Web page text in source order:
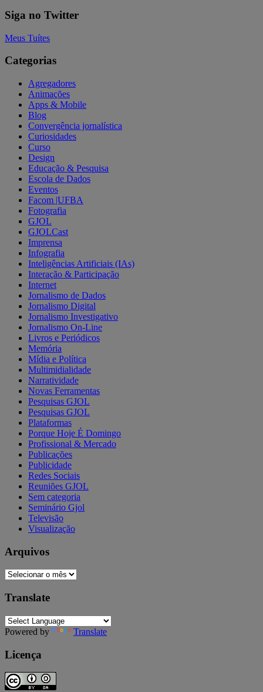
Siga no Twitter
Meus Tuítes
Categorias
Agregadores
Animações
Apps & Mobile
Blog
Convergência jornalística
Curiosidades
Curso
Design
Educação & Pesquisa
Escola de Dados
Eventos
Facom |UFBA
Fotografia
GJOL
GJOLCast
Imprensa
Infografia
Inteligências Artificiais (IAs)
Interação & Participação
Internet
Jornalismo de Dados
Jornalismo Digital
Jornalismo Investigativo
Jornalismo On-Line
Livros e Periódicos
Memória
Mídia e Política
Multimidialidade
Narratividade
Novas Ferramentas
Pesquisas GJOL
Pesquisas GJOL
Plataformas
Porque Hoje É Domingo
Profissional & Mercado
Publicações
Publicidade
Redes Sociais
Reuniões GJOL
Sem categoria
Seminário Gjol
Televisão
Visualização
Arquivos
Arquivos
Translate
Powered by Translate
Licença